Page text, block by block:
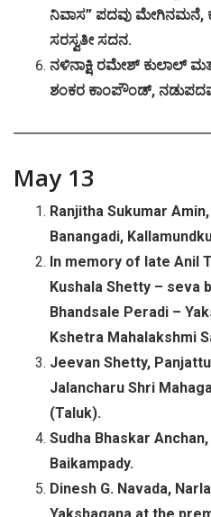
ನಿವಾಸ” ಪದವು ಮೇಗಿನಮನೆ,
ಸರಸ್ವತೀ ಸದನ.
ನಳಿನಾಕ್ಷಿ ರಮೇಶ್ ಕುಲಾಲ್
ಶಂಕರ ಕಾಂಪೌಂಡ್,
May 13
Ranjitha Sukumar
Banangadi,
In memory of late Anil
Kushala Shetty – seva
Bhandsale Peradi –
Kshetra Mahalakshmi
Jeevan Shetty,
Jalancharu Shri
(Taluk).
Sudha Bhaskar
Baikampady.
Dinesh G. Navada,